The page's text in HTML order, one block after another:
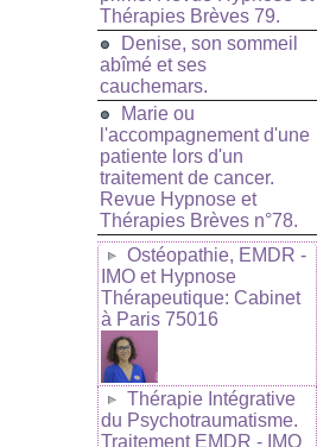
Thérapies Brèves 79.
Denise, son sommeil
abîmé et ses
cauchemars.
Marie ou
l'accompagnement d'une
patiente lors d'un
traitement de cancer.
Revue Hypnose et
Thérapies Brèves n°78.
Ostéopathie, EMDR -
IMO et Hypnose
Thérapeutique: Cabinet
à Paris 75016
Thérapie Intégrative
du Psychotraumatisme.
Traitement EMDR - IMO